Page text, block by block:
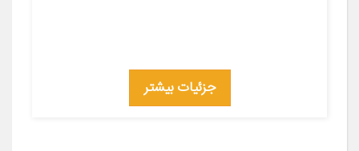
جزئیات بیشتر